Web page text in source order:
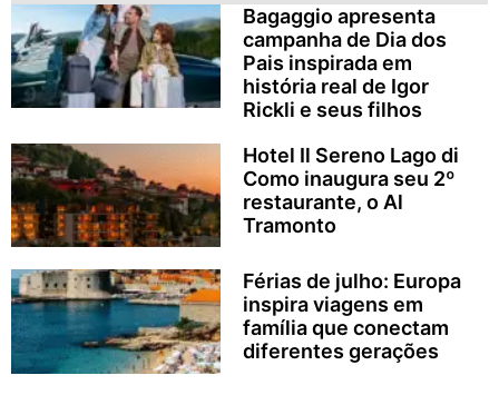
Bagaggio apresenta
campanha de Dia dos
Pais inspirada em
história real de Igor
Rickli e seus filhos
Hotel Il Sereno Lago di
Como inaugura seu 2º
restaurante, o Al
Tramonto
Férias de julho: Europa
inspira viagens em
família que conectam
diferentes gerações